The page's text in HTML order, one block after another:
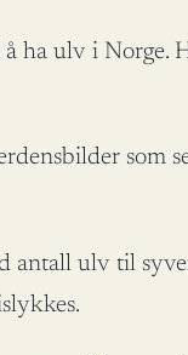
ha ulv i Norge.
som
ulv til